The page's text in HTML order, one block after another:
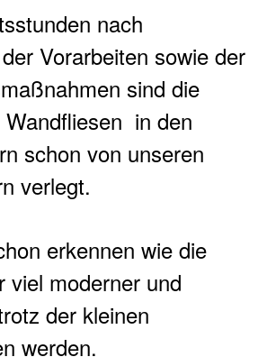
nach
Vorarbeiten sowie der
sind die
in den
schon von unseren
verlegt.
erkennen wie die
viel moderner und
der kleinen
werden.